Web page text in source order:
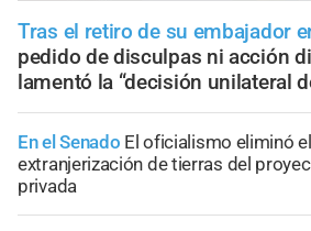
Tras el retiro de su embajador
pedido de disculpas ni acción
lamentó la “decisión unilateral
En el Senado El oficialismo eliminó
extranjerización de tierras del
privada